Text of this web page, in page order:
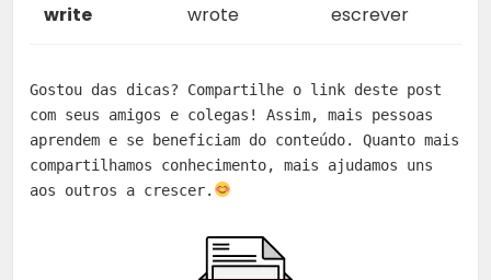
write wrote escrever
Gostou das dicas? Compartilhe o link deste post
com seus amigos e colegas! Assim, mais pessoas
aprendem e se beneficiam do conteúdo. Quanto mais
compartilhamos conhecimento, mais ajudamos uns
aos outros a crescer.